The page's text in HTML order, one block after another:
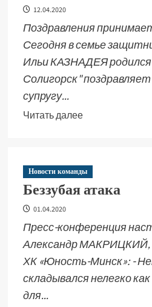
12.04.2020
Поздравления
Сегодня в семье
Ильи КАЗНАДЕЯ
Солигорск"
супругу...
Читать далее
Новости команды
Беззубая атака
01.04.2020
Пресс-конференция
Александр МАКРИЦКИЙ,
ХК «Юность-Минск»: -
складывался нелегко
для...